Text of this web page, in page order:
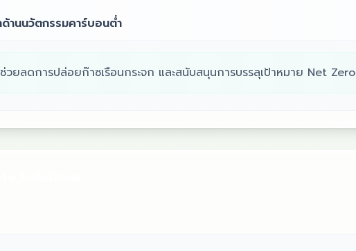
านนวัตกรรมคาร์บอนต่ำ
วยลดการปล่อยก๊าซเรือนกระจก และสนับสนุนการบรรลุเป้าหมาย Net Zero